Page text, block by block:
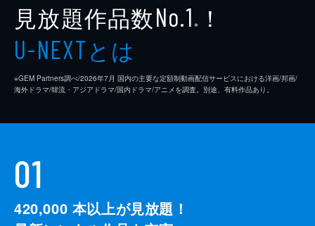
見放題作品数No.1 ※ ！
U-NEXTとは
※GEM Partners調べ/2026年7⽉ 国内の主要な定額制動画配信サービスにおける洋画/邦画/
海外ドラマ/韓流・アジアドラマ/国内ドラマ/アニメを調査。別途、有料作品あり。
01
420,000 本以上が見放題！